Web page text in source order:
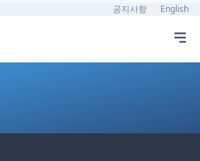
공지사항 English